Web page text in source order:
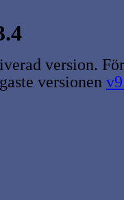
version.
versionen